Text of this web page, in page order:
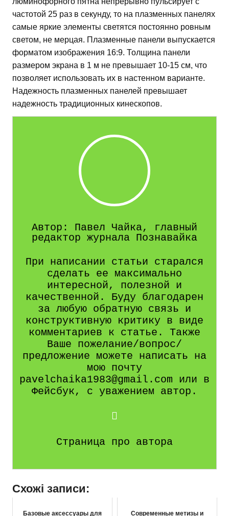
частотой 25 раз в секунду, то на плазменных панелях
самые яркие элементы светятся постоянно ровным
светом, не мерцая. Плазменные панели выпускается
форматом изображения 16:9. Толщина панели
размером экрана в 1 м не превышает 10-15 см, что
позволяет использовать их в настенном варианте.
Надежность плазменных панелей превышает
надежность традиционных кинескопов.
Автор: Павел Чайка, главный
редактор журнала Познавайка
При написании статьи старался
сделать ее максимально
интересной, полезной и
качественной. Буду благодарен
за любую обратную связь и
конструктивную критику в виде
комментариев к статье. Также
Ваше пожелание/вопрос/
предложение можете написать на
мою почту
pavelchaika1983@gmail.com или в
Фейсбук, с уважением автор.
Страница про автора
Схожі записи:
Базовые аксессуары для Современные метизы и